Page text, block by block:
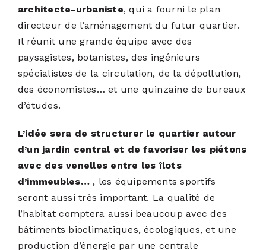
architecte-urbaniste, qui a fourni le plan
directeur de l’aménagement du futur quartier.
Il réunit une grande équipe avec des
paysagistes, botanistes, des ingénieurs
spécialistes de la circulation, de la dépollution,
des économistes… et une quinzaine de bureaux
d’études.
L’idée sera de structurer le quartier autour
d’un jardin central et de favoriser les piétons
avec des venelles entre les îlots
d’immeubles…, les équipements sportifs
seront aussi très important. La qualité de
l’habitat comptera aussi beaucoup avec des
bâtiments bioclimatiques, écologiques, et une
production d’énergie par une centrale